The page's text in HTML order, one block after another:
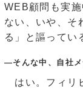
WEB顧問も実
ない、いや、そ
る」と謳ってい
―そんな中、自社メ
はい。フィリ